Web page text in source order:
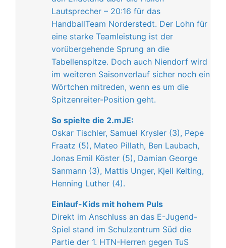
Lautsprecher – 20:16 für das
HandballTeam Norderstedt. Der Lohn für
eine starke Teamleistung ist der
vorübergehende Sprung an die
Tabellenspitze. Doch auch Niendorf wird
im weiteren Saisonverlauf sicher noch ein
Wörtchen mitreden, wenn es um die
Spitzenreiter-Position geht.
So spielte die 2.mJE:
Oskar Tischler, Samuel Krysler (3), Pepe
Fraatz (5), Mateo Pillath, Ben Laubach,
Jonas Emil Köster (5), Damian George
Sanmann (3), Mattis Unger, Kjell Kelting,
Henning Luther (4).
Einlauf-Kids mit hohem Puls
Direkt im Anschluss an das E-Jugend-
Spiel stand im Schulzentrum Süd die
Partie der 1. HTN-Herren gegen TuS